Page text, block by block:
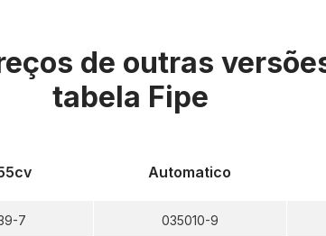
de outras
tabela Fipe
7
Automatico
035010-9